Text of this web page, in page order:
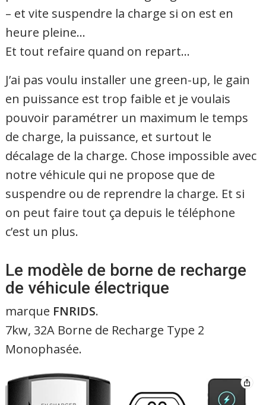
– et vite suspendre la charge si on est en
heure pleine…
Et tout refaire quand on repart…
J’ai pas voulu installer une green-up, le gain
en puissance est trop faible et je voulais
pouvoir paramétrer un maximum le temps
de charge, la puissance, et surtout le
décalage de la charge. Chose impossible avec
notre véhicule qui ne propose que de
suspendre ou de reprendre la charge. Et si
on peut faire tout ça depuis le téléphone
c’est un plus.
Le modèle de borne de recharge
de véhicule électrique
marque FNRIDS.
7kw, 32A Borne de Recharge Type 2
Monophasée.